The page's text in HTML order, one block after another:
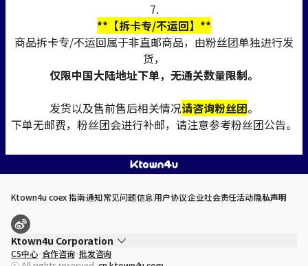
7.
**【拆卡专/不运回】**
商品拆卡专/不运回属于非直邮商品，由粉丝团单独进行发
货，
仅限中国大陆地址下单，无通关数量限制。
发货以及售前售后相关情况请咨询粉丝团。
下单无邮费，粉丝团会进行补邮，请注意参考粉丝团公告。
Ktown4u coex 指南通知常见问题信息用户协议企业社会责任活动隐私声明
Ktown4u Corporation
代表 宋効珉
CS中心 合作咨询 批发咨询